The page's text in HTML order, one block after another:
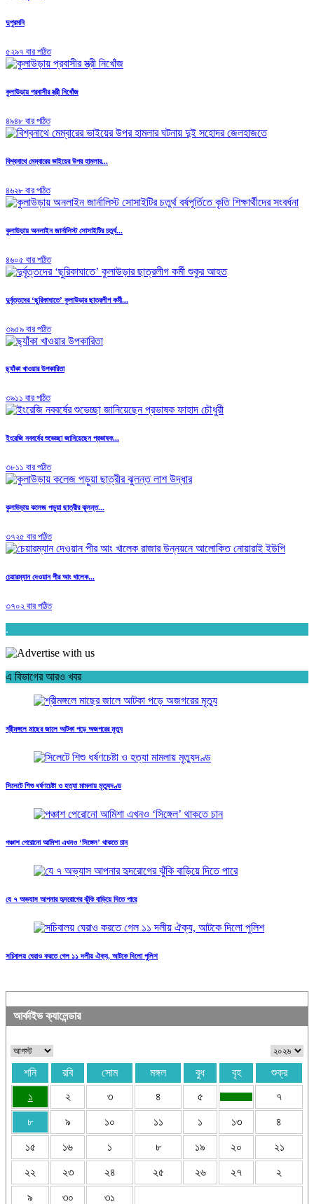
দুপুরমনি
৫২৯৭ বার পঠিত
কুলাউড়ায় প্রবাসীর স্ত্রী নিখোঁজ
৪৯৪৮ বার পঠিত
বিশ্বনাথে মেম্বারের ভাইয়ের উপর হামলার...
৪৬২৮ বার পঠিত
কুলাউড়ায় অনলাইন জার্নালিস্ট সোসাইটির চতুর্থ...
৪৬০৫ বার পঠিত
দুর্বৃত্তদের ‘ছুরিকাঘাতে’ কুলাউড়ার ছাত্রলীগ কর্মী...
৩৯৫৯ বার পঠিত
ছ্যাঁকা খাওয়ার উপকারিতা
৩৯১১ বার পঠিত
ইংরেজি নববর্ষের শুভেচ্ছা জানিয়েছেন প্রভাষক...
৩৮১১ বার পঠিত
কুলাউড়ায় কলেজ পড়ুয়া ছাত্রীর ঝুলন্ত...
৩৭২৫ বার পঠিত
চেয়ারম্যান দেওয়ান পীর আং খালেক...
৩৭০২ বার পঠিত
.
এ বিভাগের আরও খবর
শ্রীমঙ্গলে মাছের জালে আটকা পড়ে অজগরের মৃত্যু
সিলেটে শিশু ধর্ষণচেষ্টা ও হত্যা মামলায় মৃত্যুদণ্ড
পঞ্চাশ পেরোনো আমিশা এখনও ‘সিঙ্গেল’ থাকতে চান
যে ৭ অভ্যাস আপনার হৃদরোগের ঝুঁকি বাড়িয়ে দিতে পারে
সচিবালয় ঘেরাও করতে গেল ১১ দলীয় ঐক্য, আটকে দিলো পুলিশ
আর্কাইভ ক্যালেন্ডার
শনি রবি সোম মঙ্গল বুধ বৃহ
শুক্র
১
২ ৩ ৪ ৫ ৭
৮ ৯ ১০ ১১ ১ ১৩ ৪
১৫ ১৬ ১ ৮ ১৯ ২০ ২১
২২ ২৩ ২৪ ২৫ ২৬ ২৭ ২
৯ ৩০ ৩১